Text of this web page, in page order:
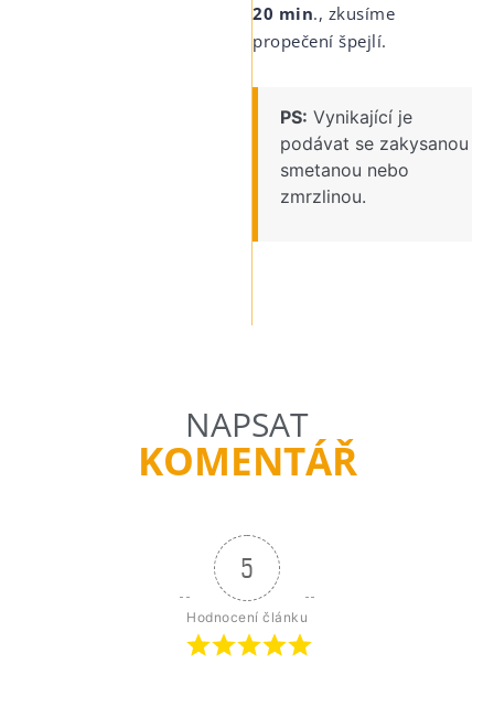
20 min., zkusíme
propečení špejlí.
PS: Vynikající je
podávat se zakysanou
smetanou nebo
zmrzlinou.
NAPSAT
KOMENTÁŘ
5
Hodnocení článku